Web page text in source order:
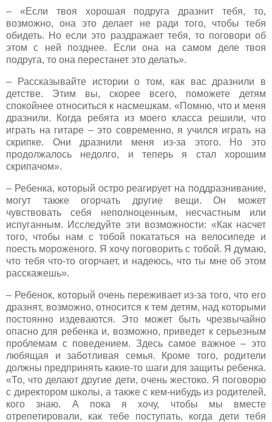
– «Если твоя хорошая подруга дразнит тебя, то,
возможно, она это делает не ради того, чтобы тебя
обидеть. Но если это раздражает тебя, то поговори об
этом с ней позднее. Если она на самом деле твоя
подруга, то она перестанет это делать».
– Рассказывайте истории о том, как вас дразнили в
детстве. Этим вы, скорее всего, поможете детям
спокойнее относиться к насмешкам. «Помню, что и меня
дразнили. Когда ребята из моего класса решили, что
играть на гитаре – это современно, я учился играть на
скрипке. Они дразнили меня из-за этого. Но это
продолжалось недолго, и теперь я стал хорошим
скрипачом».
– Ребенка, который остро реагирует на поддразнивание,
могут также огорчать другие вещи. Он может
чувствовать себя неполноценным, несчастным или
испуганным. Исследуйте эти возможности: «Как насчет
того, чтобы нам с тобой покататься на велосипеде и
поесть мороженого. Я хочу поговорить с тобой. Я думаю,
что тебя что-то огорчает, и надеюсь, что ты мне об этом
расскажешь».
– Ребенок, который очень переживает из-за того, что его
дразнят, возможно, относится к тем детям, над которыми
постоянно издеваются. Это может быть чрезвычайно
опасно для ребенка и, возможно, приведет к серьезным
проблемам с поведением. Здесь самое важное – это
любящая и заботливая семья. Кроме того, родители
должны предпринять какие-то шаги для защиты ребенка.
«То, что делают другие дети, очень жестоко. Я поговорю
с директором школы, а также с кем-нибудь из родителей,
кого знаю. А пока я хочу, чтобы мы вместе
отрепетировали, как тебе поступать, когда дети тебя